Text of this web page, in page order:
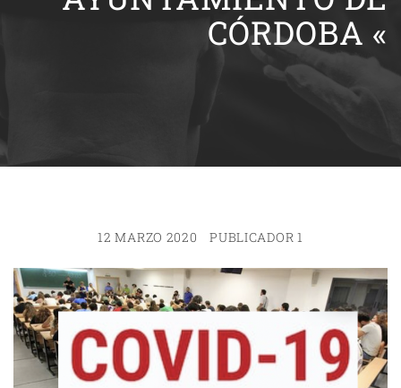
CÓRDOBA «
12 MARZO 2020 PUBLICADOR 1